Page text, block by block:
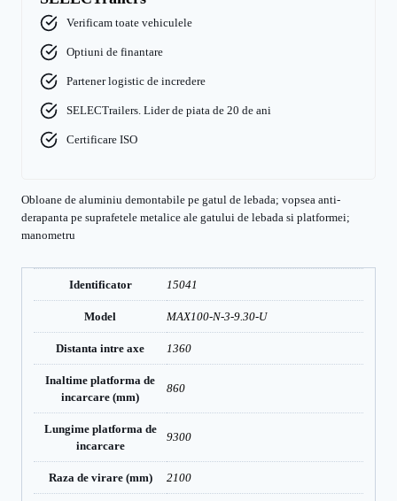
Verificam toate vehiculele
Optiuni de finantare
Partener logistic de incredere
SELECTrailers. Lider de piata de 20 de ani
Certificare ISO
Obloane de aluminiu demontabile pe gatul de lebada; vopsea anti-
derapanta pe suprafetele metalice ale gatului de lebada si platformei;
manometru
Identificator 15041
Model MAX100-N-3-9.30-U
Distanta intre axe 1360
Inaltime platforma de
incarcare (mm)
860
Lungime platforma de
incarcare
9300
Raza de virare (mm) 2100